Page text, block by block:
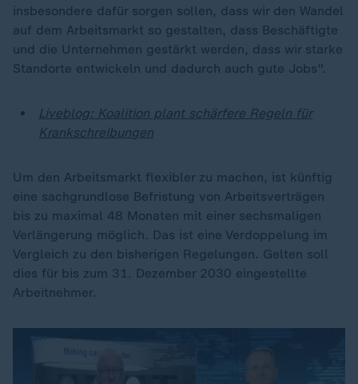
insbesondere dafür sorgen sollen, dass wir den Wandel
auf dem Arbeitsmarkt so gestalten, dass Beschäftigte
und die Unternehmen gestärkt werden, dass wir starke
Standorte entwickeln und dadurch auch gute Jobs".
Liveblog: Koalition plant schärfere Regeln für
Krankschreibungen
Um den Arbeitsmarkt flexibler zu machen, ist künftig
eine sachgrundlose Befristung von Arbeitsverträgen
bis zu maximal 48 Monaten mit einer sechsmaligen
Verlängerung möglich. Das ist eine Verdoppelung im
Vergleich zu den bisherigen Regelungen. Gelten soll
dies für bis zum 31. Dezember 2030 eingestellte
Arbeitnehmer.